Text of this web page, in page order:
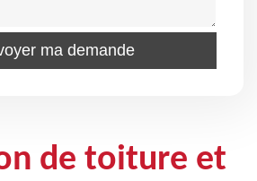
de toiture et